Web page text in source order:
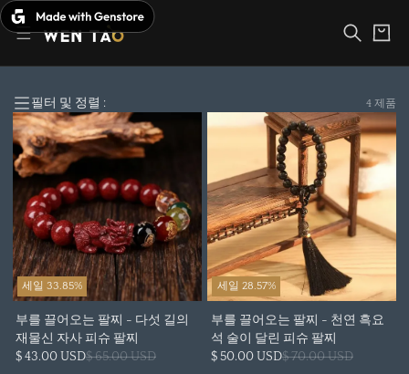
본
문
로
바
구
필터 및 정렬 : 4 제품
세일 33.85%
부를 끌어오는 팔찌 - 다섯 길의
재물신 자사 피슈 팔찌
$ 43.00 USD$ 65.00 USD
세일 28.57%
부를 끌어오는 팔찌 - 천연 흑요
석 술이 달린 피슈 팔찌
$ 50.00 USD$ 70.00 USD